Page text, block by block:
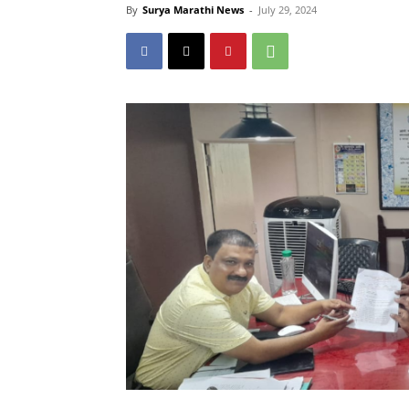
By Surya Marathi News - July 29, 2024